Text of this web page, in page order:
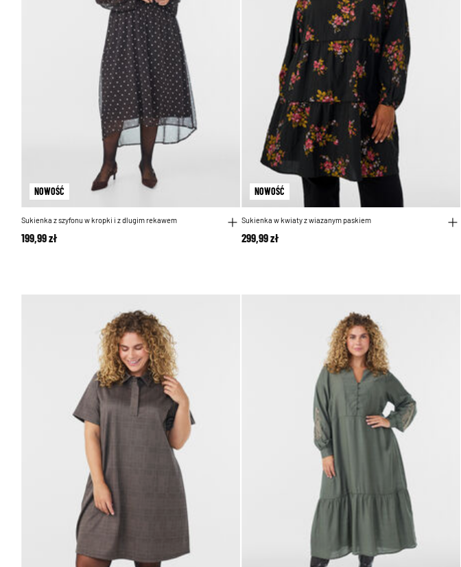
NOWOŚĆ
Sukienka z szyfonu w kropki i z dlugim rekawem
199,99 zł
NOWOŚĆ
Sukienka w kwiaty z wiazanym paskiem
299,99 zł